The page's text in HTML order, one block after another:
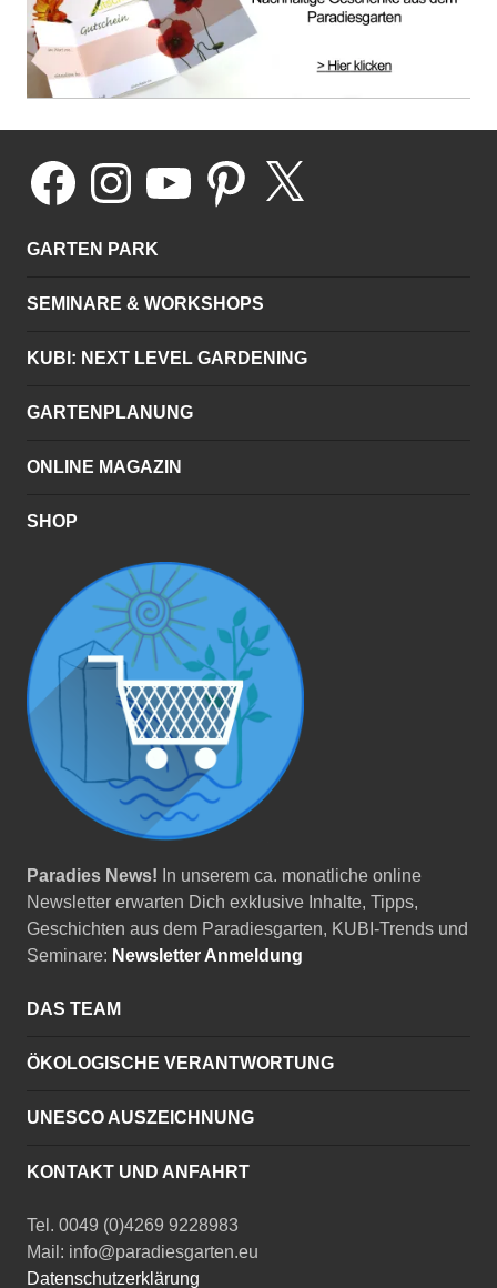
FacebookInstagramYouTubePinterestX
GARTEN PARK
SEMINARE & WORKSHOPS
KUBI: NEXT LEVEL GARDENING
GARTENPLANUNG
ONLINE MAGAZIN
SHOP
Paradies News! In unserem ca. monatliche online
Newsletter erwarten Dich exklusive Inhalte, Tipps,
Geschichten aus dem Paradiesgarten, KUBI-Trends und
Seminare: Newsletter Anmeldung
DAS TEAM
ÖKOLOGISCHE VERANTWORTUNG
UNESCO AUSZEICHNUNG
KONTAKT UND ANFAHRT
Tel. 0049 (0)4269 9228983
Mail: info@paradiesgarten.eu
Datenschutzerklärung